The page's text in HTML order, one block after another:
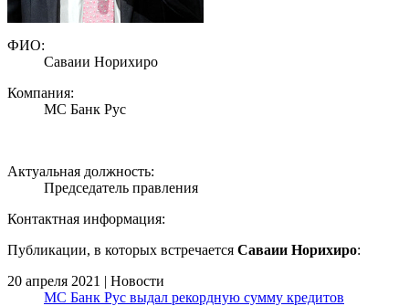
ФИО:
Саваии Норихиро
Компания:
МС Банк Рус
Актуальная должность:
Председатель правления
Контактная информация:
Публикации, в которых встречается Саваии Норихиро:
20 апреля 2021 | Новости
МС Банк Рус выдал рекордную сумму кредитов